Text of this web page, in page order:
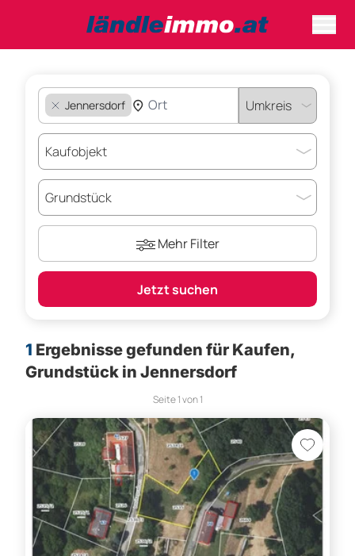
Jennersdorf
Mehr Filter
Jetzt suchen
1 Ergebnisse gefunden für Kaufen,
Grundstück in Jennersdorf
Seite1von1